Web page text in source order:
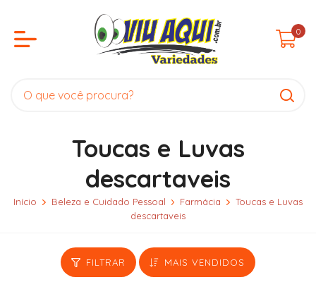
0
Toucas e Luvas
descartaveis
Início Beleza e Cuidado Pessoal Farmácia
Toucas e Luvas
descartaveis
FILTRAR MAIS VENDIDOS